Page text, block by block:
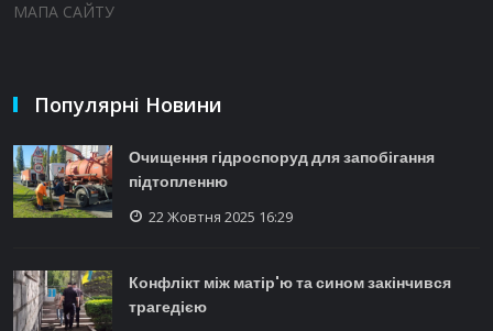
МАПА САЙТУ
Популярні Новини
Очищення гідроспоруд для запобігання
підтопленню
22 Жовтня 2025 16:29
Конфлікт між матір'ю та сином закінчився
трагедією